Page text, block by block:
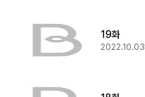
19화
2022.10.03